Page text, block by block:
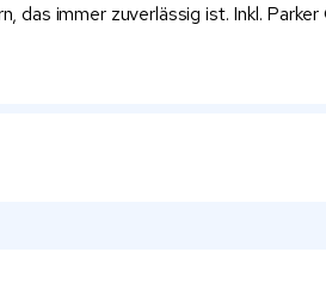
immer zuverlässig ist. Inkl.